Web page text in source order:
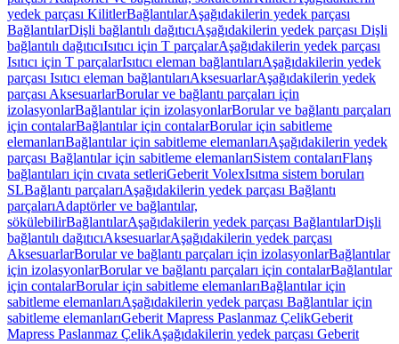
yedek parçası KilitlerBağlantılarAşağıdakilerin yedek parçası
BağlantılarDişli bağlantılı dağıtıcıAşağıdakilerin yedek parçası Dişli
bağlantılı dağıtıcıIsıtıcı için T parçalarAşağıdakilerin yedek parçası
Isıtıcı için T parçalarIsıtıcı eleman bağlantılarıAşağıdakilerin yedek
parçası Isıtıcı eleman bağlantılarıAksesuarlarAşağıdakilerin yedek
parçası AksesuarlarBorular ve bağlantı parçaları için
izolasyonlarBağlantılar için izolasyonlarBorular ve bağlantı parçaları
için contalarBağlantılar için contalarBorular için sabitleme
elemanlarıBağlantılar için sabitleme elemanlarıAşağıdakilerin yedek
parçası Bağlantılar için sabitleme elemanlarıSistem contalarıFlanş
bağlantıları için cıvata setleriGeberit VolexIsıtma sistem boruları
SLBağlantı parçalarıAşağıdakilerin yedek parçası Bağlantı
parçalarıAdaptörler ve bağlantılar,
sökülebilirBağlantılarAşağıdakilerin yedek parçası BağlantılarDişli
bağlantılı dağıtıcıAksesuarlarAşağıdakilerin yedek parçası
AksesuarlarBorular ve bağlantı parçaları için izolasyonlarBağlantılar
için izolasyonlarBorular ve bağlantı parçaları için contalarBağlantılar
için contalarBorular için sabitleme elemanlarıBağlantılar için
sabitleme elemanlarıAşağıdakilerin yedek parçası Bağlantılar için
sabitleme elemanlarıGeberit Mapress Paslanmaz ÇelikGeberit
Mapress Paslanmaz ÇelikAşağıdakilerin yedek parçası Geberit